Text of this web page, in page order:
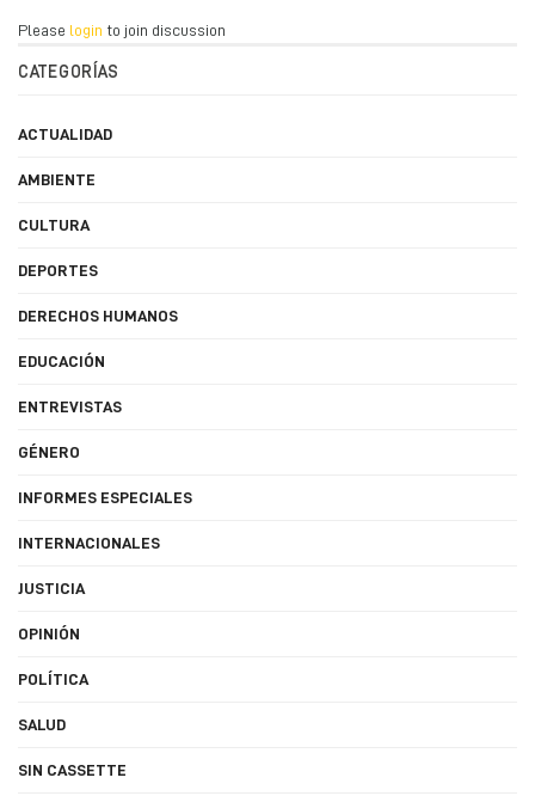
Please login to join discussion
CATEGORÍAS
ACTUALIDAD
AMBIENTE
CULTURA
DEPORTES
DERECHOS HUMANOS
EDUCACIÓN
ENTREVISTAS
GÉNERO
INFORMES ESPECIALES
INTERNACIONALES
JUSTICIA
OPINIÓN
POLÍTICA
SALUD
SIN CASSETTE